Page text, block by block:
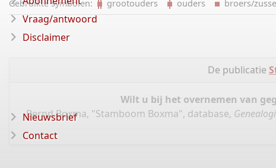
Gebruikte symbolen: grootouders ouders broers/
De publicatie
Wilt u bij het overnemen van
Bernd Boxma, "Stamboom Boxma", database,
Vraag/antwoord
Disclaimer
Nieuwsbrief
Contact